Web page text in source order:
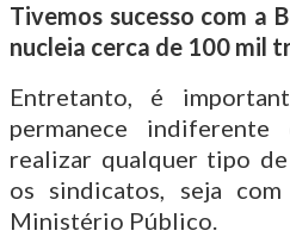
Tivemos sucesso com a
nucleia cerca de 100 mil
Entretanto, é
permanece
realizar qualquer tipo
os sindicatos, seja
Ministério Público.